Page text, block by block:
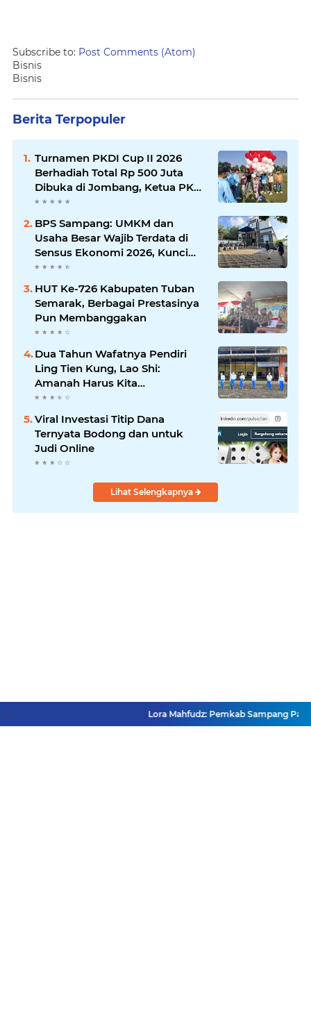
Subscribe to: Post Comments (Atom)
Bisnis
Bisnis
Berita Terpopuler
Turnamen PKDI Cup II 2026
Berhadiah Total Rp 500 Juta
Dibuka di Jombang, Ketua PKDI
Jatim Syaifullah Mahdi: Ajang
Komunikasi Antar-Kades untuk
Memajukan Desa
BPS Sampang: UMKM dan
Usaha Besar Wajib Terdata di
Sensus Ekonomi 2026, Kunci
Kebijakan Tepat Sasaran
HUT Ke-726 Kabupaten Tuban
Semarak, Berbagai Prestasinya
Pun Membanggakan
Dua Tahun Wafatnya Pendiri
Ling Tien Kung, Lao Shi:
Amanah Harus Kita
Laksanakan!
Viral Investasi Titip Dana
Ternyata Bodong dan untuk
Judi Online
Lihat Selengkapnya
Lora Mahfudz: Pemkab Sampang